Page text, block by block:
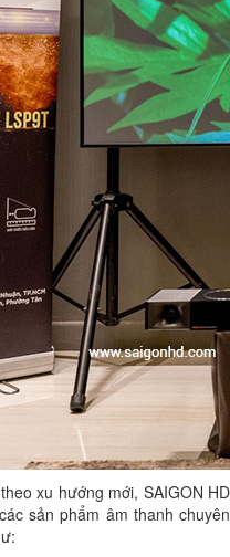
xu hướng mới, SAIGON HD
sản phẩm âm thanh chuyên